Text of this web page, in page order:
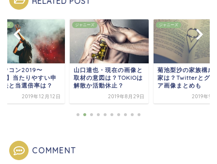
ーズ
ウコン2019〜
】当たりやすい申
法と当選倍率は？
2019年12月12日
ジャニーズ
山口達也・現在の画像と
取材の意図は？TOKIOは
解散か活動休止？
2019年8月29日
ジャニーズ
菊池梨沙の家族構成
家は？Twitterとグ
ア画像まとめも
2019年9
COMMENT